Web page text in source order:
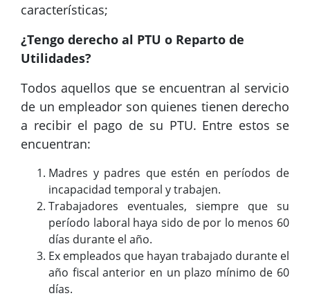
características;
¿Tengo derecho al PTU o Reparto de
Utilidades?
Todos aquellos que se encuentran al servicio
de un empleador son quienes tienen derecho
a recibir el pago de su PTU. Entre estos se
encuentran:
Madres y padres que estén en períodos de
incapacidad temporal y trabajen.
Trabajadores eventuales, siempre que su
período laboral haya sido de por lo menos 60
días durante el año.
Ex empleados que hayan trabajado durante el
año fiscal anterior en un plazo mínimo de 60
días.